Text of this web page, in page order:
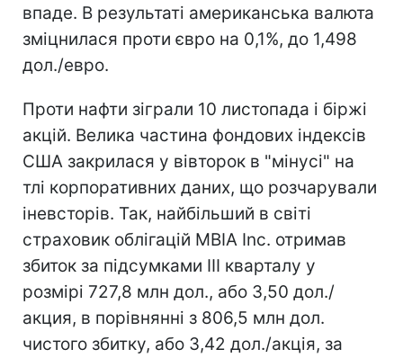
впаде. В результаті американська валюта
зміцнилася проти євро на 0,1%, до 1,498
дол./евро.
Проти нафти зіграли 10 листопада і біржі
акцій. Велика частина фондових індексів
США закрилася у вівторок в "мінусі" на
тлі корпоративних даних, що розчарували
іневсторів. Так, найбільший в світі
страховик облігацій MBIA Inc. отримав
збиток за підсумками III кварталу у
розмірі 727,8 млн дол., або 3,50 дол./
акция, в порівнянні з 806,5 млн дол.
чистого збитку, або 3,42 дол./акція, за